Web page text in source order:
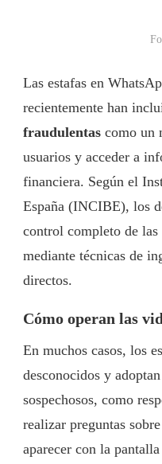
Las estafas en
recientemente han
fraudulentas como un
usuarios y acceder a
financiera. Según el
España (INCIBE), los
control completo de
mediante técnicas de
directos.
Cómo operan las
En muchos casos, los
desconocidos y
sospechosos, como
realizar preguntas
aparecer con la